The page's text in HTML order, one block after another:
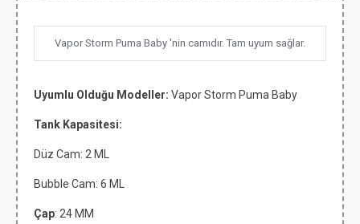
Vapor Storm Puma Baby 'nin camıdır. Tam uyum sağlar.
Uyumlu Olduğu Modeller: Vapor Storm Puma Baby
Tank Kapasitesi:
Düz Cam: 2 ML
Bubble Cam: 6 ML
Çap: 24 MM